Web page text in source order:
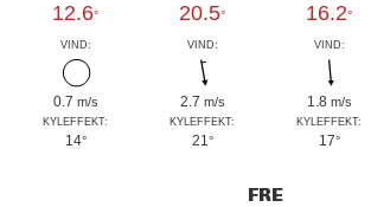
12.6°
VIND:
0.7 m/s
KYLEFFEKT:
14°
20.5°
VIND:
2.7 m/s
KYLEFFEKT:
21°
16.2°
VIND:
1.8 m/s
KYLEFFEKT:
17°
FRE